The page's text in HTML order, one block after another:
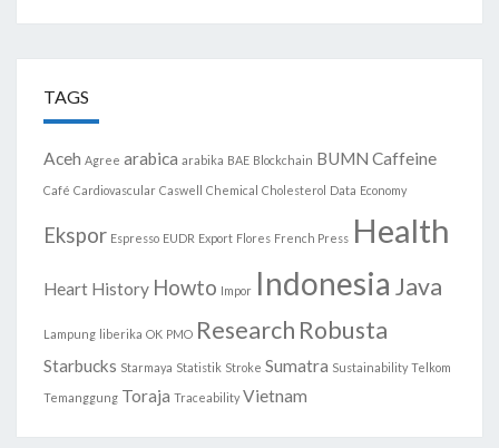
TAGS
Aceh Agree arabica arabika BAE Blockchain BUMN Caffeine
Café Cardiovascular Caswell Chemical Cholesterol Data Economy
Ekspor Espresso EUDR Export Flores French Press Health
Heart History Howto Impor Indonesia Java
Lampung liberika OK PMO Research Robusta
Starbucks Starmaya Statistik Stroke Sumatra Sustainability Telkom
Temanggung Toraja Traceability Vietnam